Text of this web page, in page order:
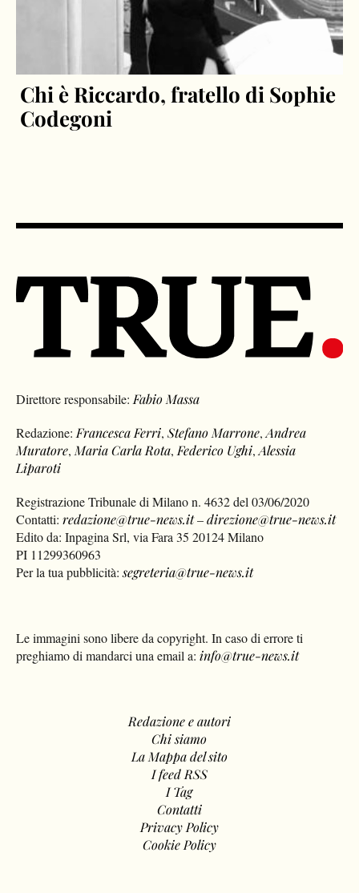
Chi è Riccardo, fratello di Sophie
Codegoni
Direttore responsabile:Fabio Massa
Redazione:Francesca Ferri,Stefano Marrone,Andrea
Muratore,Maria Carla Rota,Federico Ughi,Alessia
Liparoti
Registrazione Tribunale di Milano n. 4632 del 03/06/2020
Contatti:redazione@true-news.it–direzione@true-news.it
Edito da: Inpagina Srl, via Fara 35 20124 Milano
PI 11299360963
Per la tua pubblicità:segreteria@true-news.it
Le immagini sono libere da copyright. In caso di errore ti
preghiamo di mandarci una email a: info@true-news.it
Redazione e autori
Chi siamo
La Mappa del sito
I feed RSS
I Tag
Contatti
Privacy Policy
Cookie Policy